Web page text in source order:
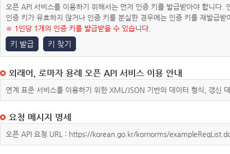
오픈 API 서비스를 이용하기 위해서는 먼저 인증 키를 발급받아야 합니다
인증 키가 유효하지 않거나 인증 키를 분실한 경우에는 인증 키를 재발급받
※ 1인당 1개의 인증 키를 발급받을 수 있습니다.
키 발급 키 찾기
외래어, 로마자 용례 오픈 API 서비스 이용 안내
연계 표준 서비스를 이용하기 위한 XML/JSON 기반의 데이터 형식, 갱신
요청 메시지 명세
오픈 API 요청 URL : https://korean.go.kr/kornorms/